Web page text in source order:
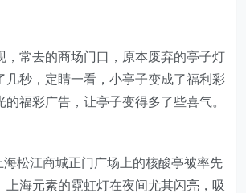
，常去的商场门口，原本废弃的亭子灯
几秒，定睛一看，小亭子变成了福利彩
的福彩广告，让亭子变得多了些喜气。
松江商城正门广场上的核酸亭被率先
上海元素的霓虹灯在夜间尤其闪亮，吸